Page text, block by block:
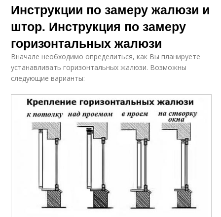
Инструкции по замеру жалюзи и
штор. Инструкция по замеру
горизонтальных жалюзи
Вначале необходимо определиться, как Вы планируете
устанавливать горизонтальных жалюзи. Возможны
следующие варианты: